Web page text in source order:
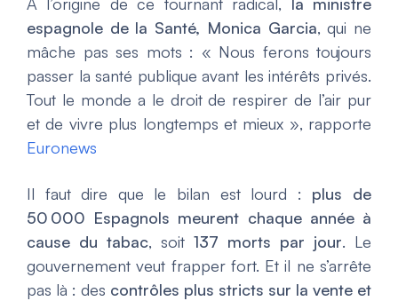
espagnole de la Santé, Monica Garcia, qui ne
mâche pas ses mots : « Nous ferons toujours
passer la santé publique avant les intérêts privés.
Tout le monde a le droit de respirer de l’air pur
et de vivre plus longtemps et mieux », rapporte
Euronews
Il faut dire que le bilan est lourd : plus de
50 000 Espagnols meurent chaque année à
cause du tabac, soit 137 morts par jour. Le
gouvernement veut frapper fort. Et il ne s’arrête
pas là : des contrôles plus stricts sur la vente et